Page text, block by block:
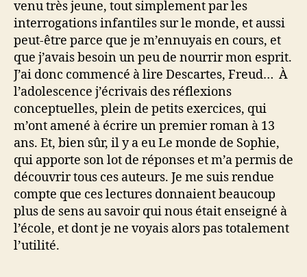
venu très jeune, tout simplement par les
interrogations infantiles sur le monde, et aussi
peut-être parce que je m’ennuyais en cours, et
que j’avais besoin un peu de nourrir mon esprit.
J’ai donc commencé à lire Descartes, Freud… À
l’adolescence j’écrivais des réflexions
conceptuelles, plein de petits exercices, qui
m’ont amené à écrire un premier roman à 13
ans. Et, bien sûr, il y a eu Le monde de Sophie,
qui apporte son lot de réponses et m’a permis de
découvrir tous ces auteurs. Je me suis rendue
compte que ces lectures donnaient beaucoup
plus de sens au savoir qui nous était enseigné à
l’école, et dont je ne voyais alors pas totalement
l’utilité.